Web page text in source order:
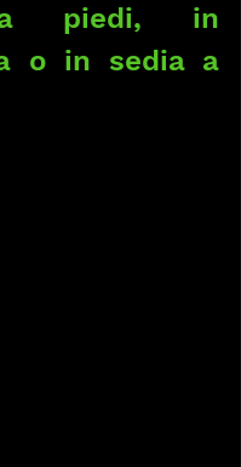
piedi, in
o in sedia a